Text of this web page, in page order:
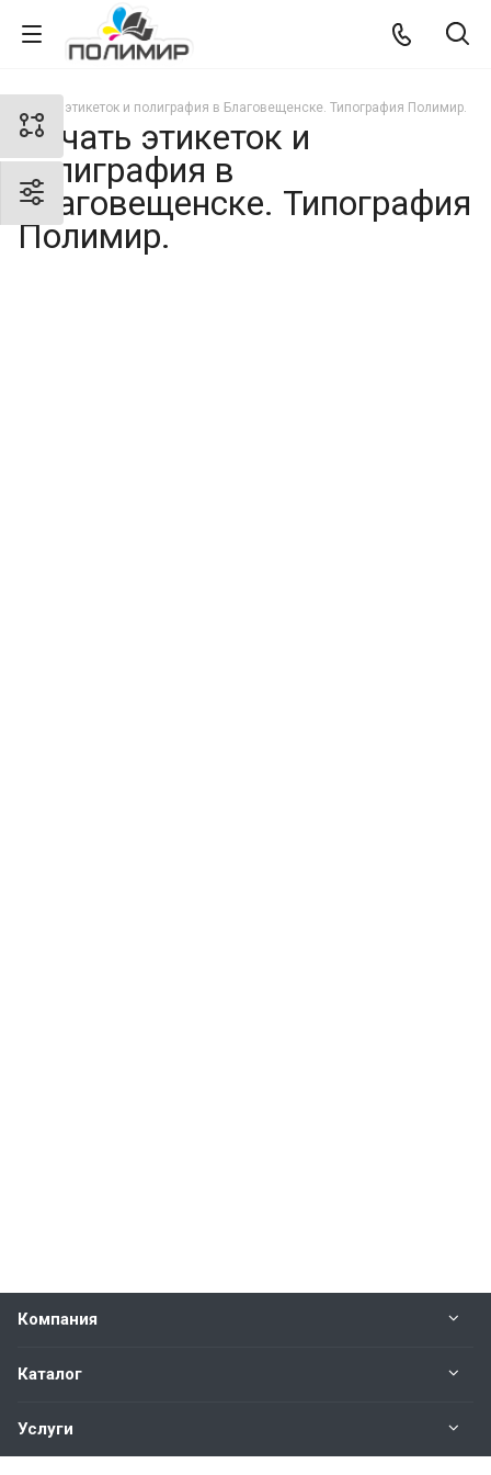
Печать этикеток и полиграфия в Благовещенске. Типография Полимир.
Печать этикеток и
полиграфия в
Благовещенске. Типография
Полимир.
Компания
Каталог
Услуги